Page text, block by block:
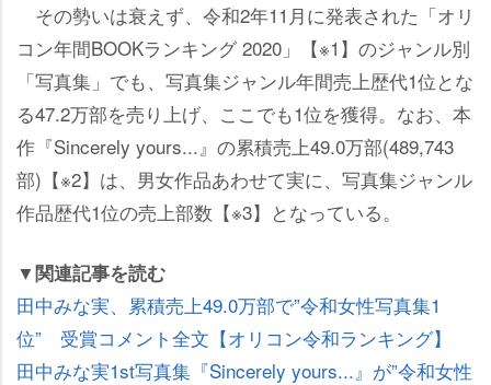
その勢いは衰えず、令和2年11月に発表された「オリ
コン年間BOOKランキング 2020」【※1】のジャンル別
「写真集」でも、写真集ジャンル年間売上歴代1位とな
る47.2万部を売り上げ、ここでも1位を獲得。なお、本
作『Sincerely yours...』の累積売上49.0万部(489,743
部)【※2】は、男女作品あわせて実に、写真集ジャンル
作品歴代1位の売上部数【※3】となっている。
▼関連記事を読む
田中みな実、累積売上49.0万部で”令和女性写真集1
位” 受賞コメント全文【オリコン令和ランキング】
田中みな実1st写真集『Sincerely yours...』が”令和女性